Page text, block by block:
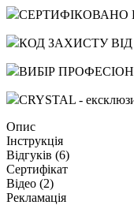
СЕРТИФІКОВАНО
КОД ЗАХИСТУ
ВИБІР
CRYSTAL -
Опис
Інструкція
Відгуків (6)
Сертифікат
Відео (2)
Рекламація